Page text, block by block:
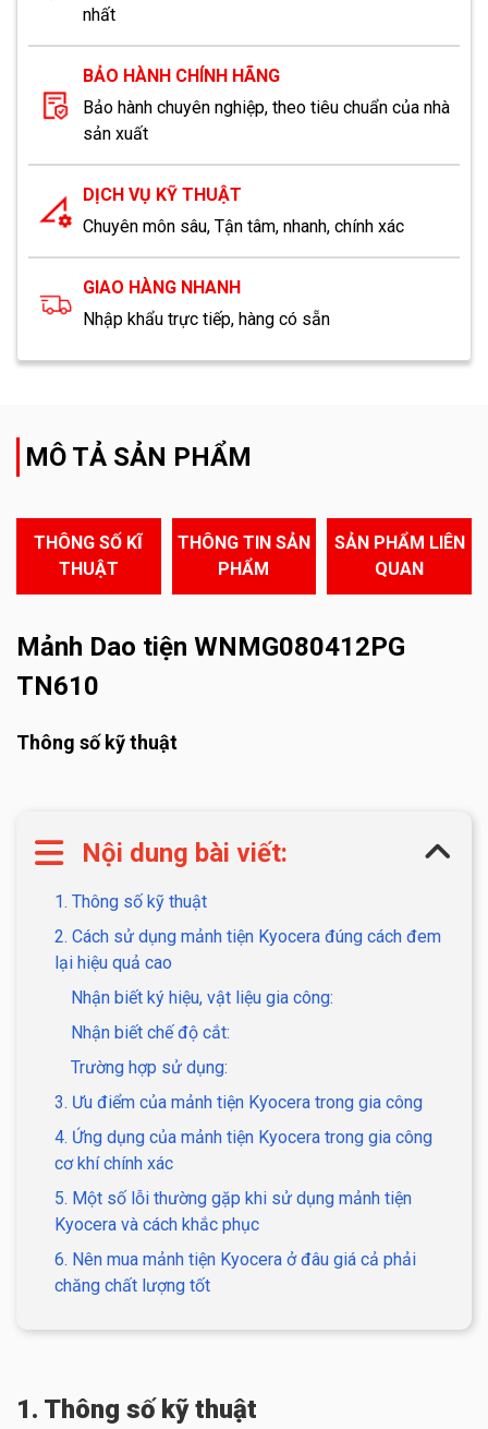
nhất
BẢO HÀNH CHÍNH HÃNG
Bảo hành chuyên nghiệp, theo tiêu chuẩn của nhà
sản xuất
DỊCH VỤ KỸ THUẬT
Chuyên môn sâu, Tận tâm, nhanh, chính xác
GIAO HÀNG NHANH
Nhập khẩu trực tiếp, hàng có sẵn
MÔ TẢ SẢN PHẨM
THÔNG SỐ KĨ
THUẬT
THÔNG TIN SẢN
PHẨM
SẢN PHẨM LIÊN
QUAN
Mảnh Dao tiện WNMG080412PG
TN610
Thông số kỹ thuật
Nội dung bài viết:
1. Thông số kỹ thuật
2. Cách sử dụng mảnh tiện Kyocera đúng cách đem
lại hiệu quả cao
Nhận biết ký hiệu, vật liệu gia công:
Nhận biết chế độ cắt:
Trường hợp sử dụng:
3. Ưu điểm của mảnh tiện Kyocera trong gia công
4. Ứng dụng của mảnh tiện Kyocera trong gia công
cơ khí chính xác
5. Một số lỗi thường gặp khi sử dụng mảnh tiện
Kyocera và cách khắc phục
6. Nên mua mảnh tiện Kyocera ở đâu giá cả phải
chăng chất lượng tốt
1. Thông số kỹ thuật